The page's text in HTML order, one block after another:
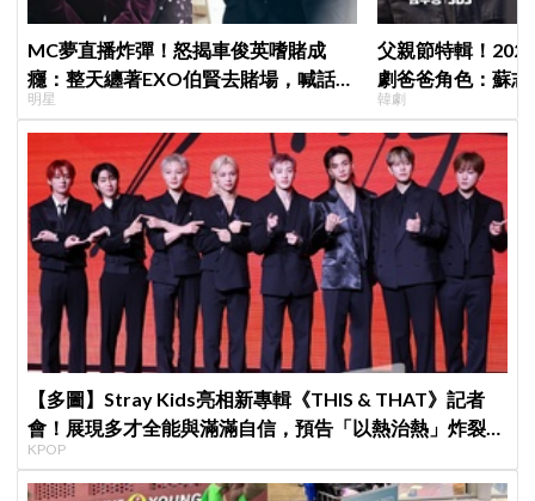
MC夢直播炸彈！怒揭車俊英嗜賭成
癮：整天纏著EXO伯賢去賭場，喊話
「伯賢啊，男人就是要會賭」
明星
父親節特輯！
劇爸爸角色：蘇
命都可以不要
韓劇
【多圖】Stray Kids亮相新專輯《THIS & THAT》記者
會！展現多才全能與滿滿自信，預告「以熱治熱」炸裂夏
日音樂圈
KPOP